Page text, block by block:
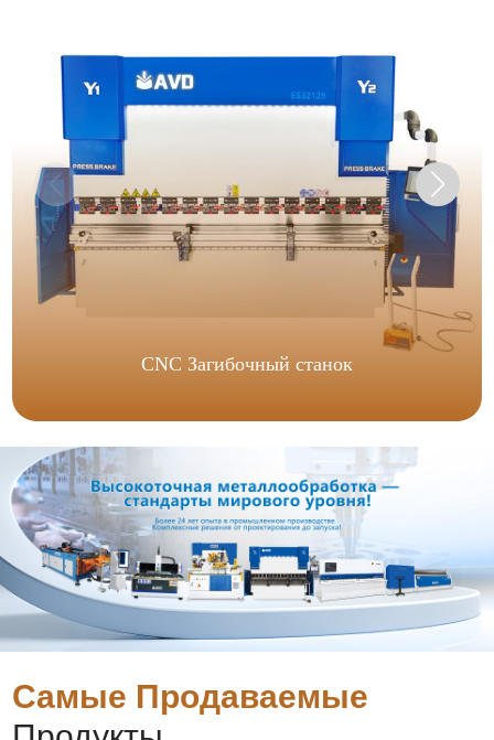
CNC Загибочный станок
Самые Продаваемые